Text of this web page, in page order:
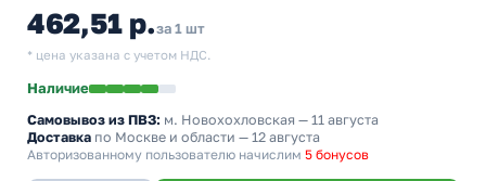
462,51 р.за 1 шт
* цена указана с учетом НДС.
Наличие
Самовывоз из ПВЗ: м. Новохохловская — 11 августа
Доставка по Москве и области — 12 августа
Авторизованному пользователю начислим 5 бонусов